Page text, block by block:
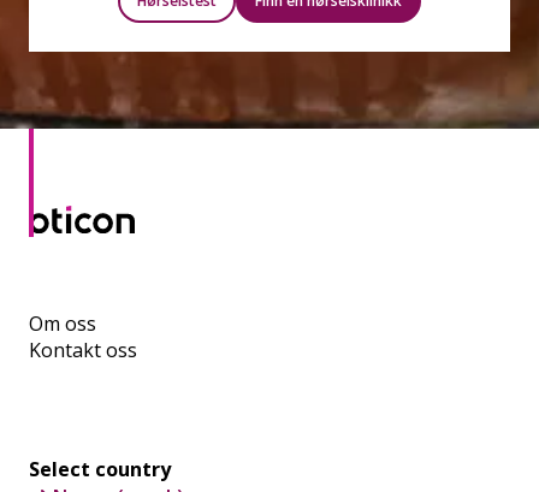
Om oss
Kontakt oss
Select country